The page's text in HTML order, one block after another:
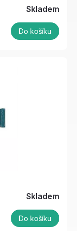
Skladem
Do košíku
Skladem
Do košíku